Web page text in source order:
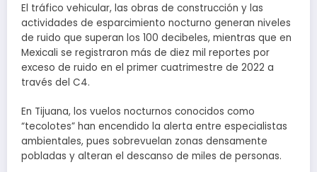
El tráfico vehicular, las obras de construcción y las
actividades de esparcimiento nocturno generan niveles
de ruido que superan los 100 decibeles, mientras que en
Mexicali se registraron más de diez mil reportes por
exceso de ruido en el primer cuatrimestre de 2022 a
través del C4.
En Tijuana, los vuelos nocturnos conocidos como
“tecolotes” han encendido la alerta entre especialistas
ambientales, pues sobrevuelan zonas densamente
pobladas y alteran el descanso de miles de personas.